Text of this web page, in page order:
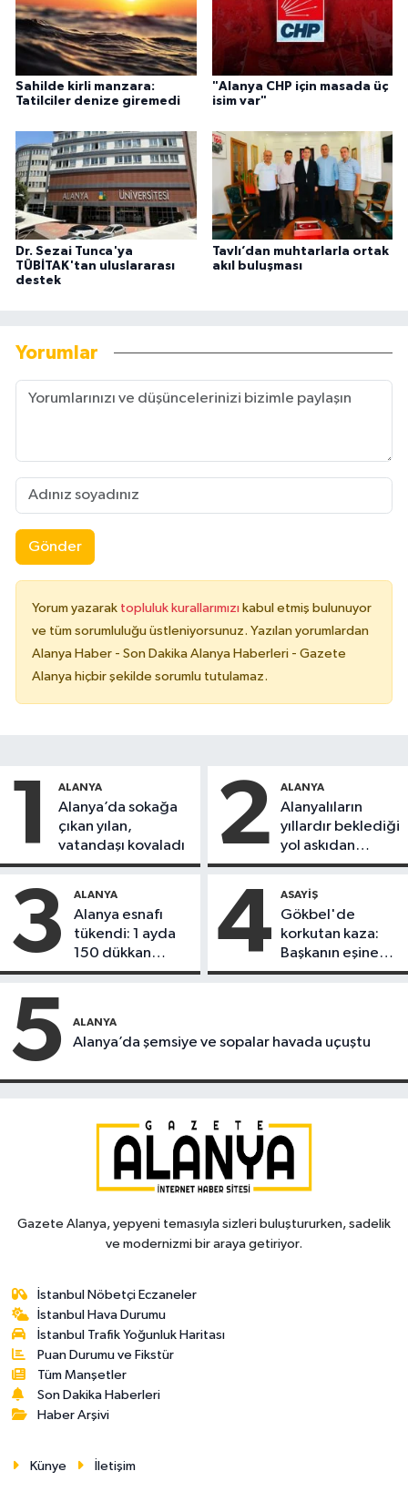
Sahilde kirli manzara:
Tatilciler denize giremedi
"Alanya CHP için masada üç
isim var"
Dr. Sezai Tunca'ya
TÜBİTAK'tan uluslararası
destek
Tavlı’dan muhtarlarla ortak
akıl buluşması
Yorumlar
Gönder
Yorum yazarak topluluk kurallarımızı kabul etmiş bulunuyor
ve tüm sorumluluğu üstleniyorsunuz. Yazılan yorumlardan
Alanya Haber - Son Dakika Alanya Haberleri - Gazete
Alanya hiçbir şekilde sorumlu tutulamaz.
1 ALANYA
Alanya’da sokağa
çıkan yılan,
vatandaşı kovaladı
2 ALANYA
Alanyalıların
yıllardır beklediği
yol askıdan
döndü
3 ALANYA
Alanya esnafı
tükendi: 1 ayda
150 dükkan
kapandı
4 ASAYIŞ
Gökbel'de
korkutan kaza:
Başkanın eşine
motosiklet çarptı
5 ALANYA
Alanya’da şemsiye ve sopalar havada uçuştu
Gazete Alanya, yepyeni temasıyla sizleri buluştururken, sadelik
ve modernizmi bir araya getiriyor.
İstanbul Nöbetçi Eczaneler
İstanbul Hava Durumu
İstanbul Trafik Yoğunluk Haritası
Puan Durumu ve Fikstür
Tüm Manşetler
Son Dakika Haberleri
Haber Arşivi
Künye İletişim